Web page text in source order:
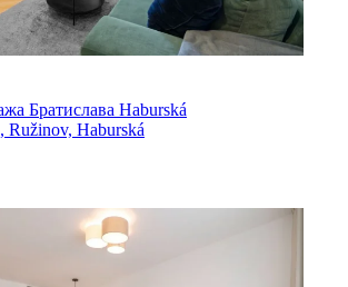
Братислава Haburská
Ružinov, Haburská